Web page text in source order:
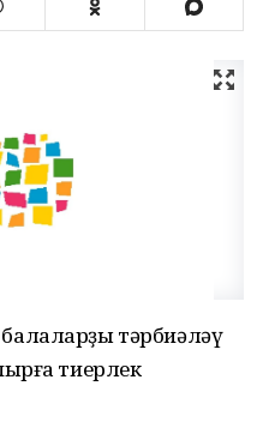
тәрбиәләү
тиерлек